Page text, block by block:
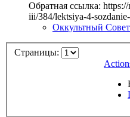
Обратная ссылка:
iii/384/lektsiya-4-
Оккультный
Страницы: